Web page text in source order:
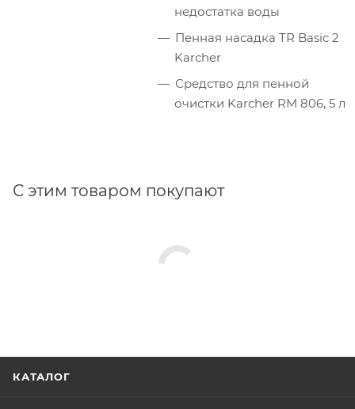
недостатка воды
Пенная насадка TR Basic 2
Karcher
Средство для пенной
очистки Karcher RM 806, 5 л
С этим товаром покупают
КАТАЛОГ